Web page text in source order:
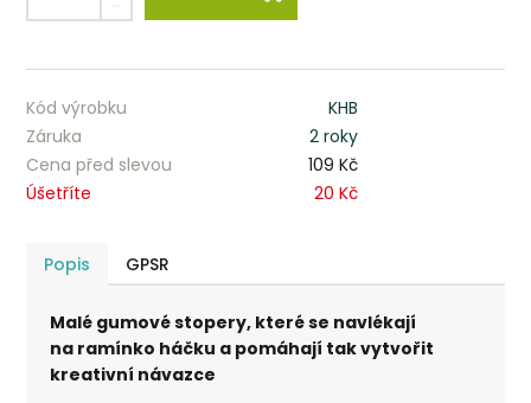
Kód výrobku
KHB
Záruka
2 roky
Cena před slevou
109 Kč
Úšetříte
20 Kč
Popis GPSR
Malé gumové stopery, které se navlékají
na ramínko háčku a pomáhají tak vytvořit
kreativní návazce